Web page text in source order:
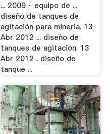
... 2009 · equipo de ...
diseño de tanques de
agitación para mineria. 13
Abr 2012 ... diseño de
tanques de agitacion. 13
Abr 2012 . diseño de
tanque ...